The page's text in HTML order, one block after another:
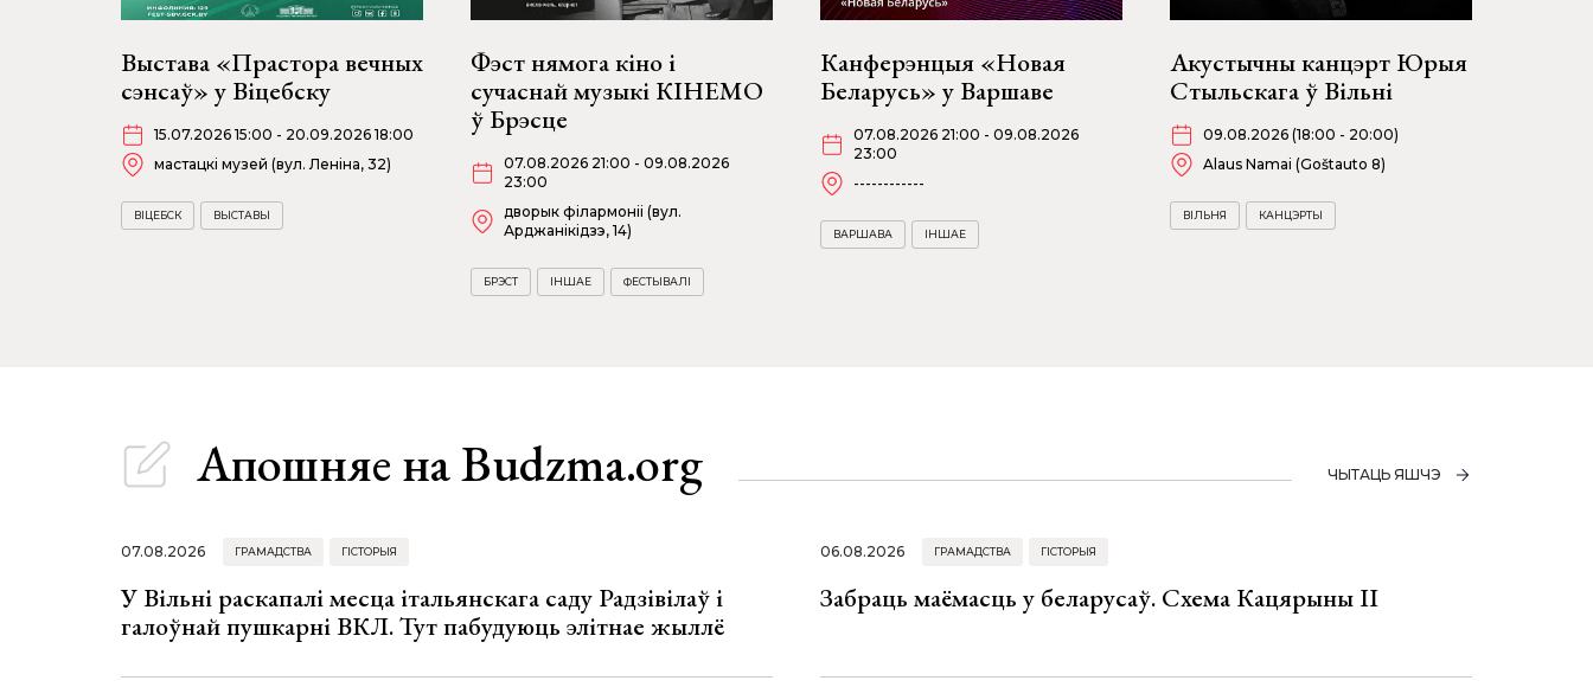
Выстава «Прастора вечных
сэнсаў» у Віцебску
15.07.2026 15:00 - 20.09.2026 18:00
мастацкі музей (вул. Леніна, 32)
ВІЦЕБСК ВЫСТАВЫ
Фэст нямога кіно і
сучаснай музыкі КІНЕМО
ў Брэсце
07.08.2026 21:00 - 09.08.2026
23:00
дворык філармоніі (вул.
Арджанікідзэ, 14)
БРЭСТ ІНШАЕ ФЕСТЫВАЛІ
Канферэнцыя «Новая
Беларусь» у Варшаве
07.08.2026 21:00 - 09.08.2026
23:00
------------
ВАРШАВА ІНШАЕ
Акустычны канцэрт Юрыя
Стыльскага ў Вільні
09.08.2026 (18:00 - 20:00)
Alaus Namai (Goštauto 8)
ВІЛЬНЯ КАНЦЭРТЫ
Апошняе на Budzma.org ЧЫТАЦЬ ЯШЧЭ
07.08.2026 ГРАМАДСТВА ГІСТОРЫЯ
У Вільні раскапалі месца італьянскага саду Радзівілаў і
галоўнай пушкарні ВКЛ. Тут пабудуюць элітнае жыллё
06.08.2026 ГРАМАДСТВА ГІСТОРЫЯ
Забраць маёмасць у беларусаў. Схема Кацярыны ІІ